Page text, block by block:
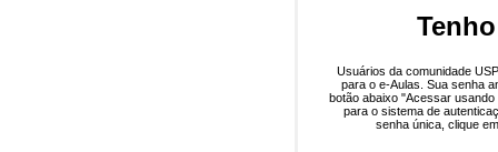
Usuários da comunidade
para o e-Aulas. Sua senha
botão abaixo "Acessar
para o sistema de
senha única, clique